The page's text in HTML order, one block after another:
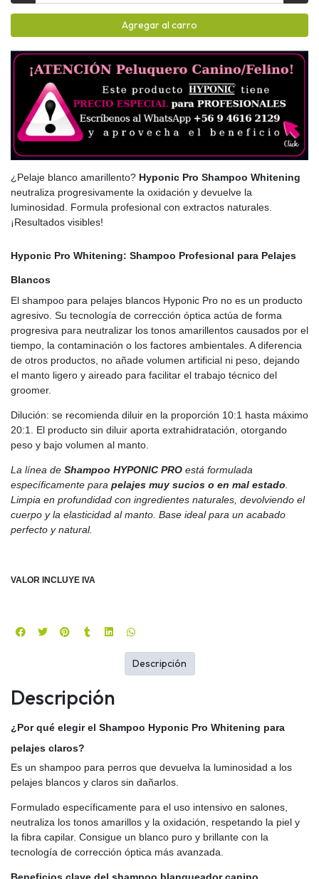
Agregar al carro
¿Pelaje blanco amarillento? Hyponic Pro Shampoo Whitening
neutraliza progresivamente la oxidación y devuelve la
luminosidad. Formula profesional con extractos naturales.
¡Resultados visibles!
Hyponic Pro Whitening: Shampoo Profesional para Pelajes
Blancos
El shampoo para pelajes blancos Hyponic Pro no es un producto
agresivo. Su tecnología de corrección óptica actúa de forma
progresiva para neutralizar los tonos amarillentos causados por el
tiempo, la contaminación o los factores ambientales. A diferencia
de otros productos, no añade volumen artificial ni peso, dejando
el manto ligero y aireado para facilitar el trabajo técnico del
groomer.
Dilución: se recomienda diluir en la proporción 10:1 hasta máximo
20:1. El producto sin diluir aporta extrahidratación, otorgando
peso y bajo volumen al manto.
La línea de Shampoo HYPONIC PRO está formulada
específicamente para pelajes muy sucios o en mal estado
Limpia en profundidad con ingredientes naturales, devolviendo el
cuerpo y la elasticidad al manto. Base ideal para un acabado
perfecto y natural.
VALOR INCLUYE IVA
Descripción
¿Por qué elegir el Shampoo Hyponic Pro Whitening para
pelajes claros?
Es un shampoo para perros que devuelva la luminosidad a los
pelajes blancos y claros sin dañarlos.
Formulado específicamente para el uso intensivo en salones,
neutraliza los tonos amarillos y la oxidación, respetando la piel y
la fibra capilar. Consigue un blanco puro y brillante con la
tecnología de corrección óptica más avanzada.
Descripción